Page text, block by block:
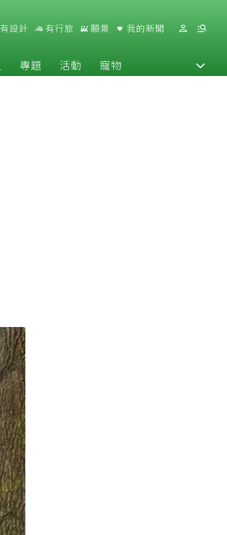
有設計 有行旅 願景 我的新聞
專題 活動 寵物